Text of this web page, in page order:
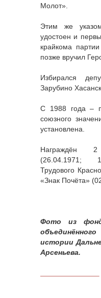
Молот».
Этим же
удостоен и
крайкома партии
позже вручил
Избирался
Зарубино
С 1988 года –
союзного
установлена.
Награждён
(26.04.1971;
Трудового
«Знак Почёта»
Фото из
истории
Арсеньева.